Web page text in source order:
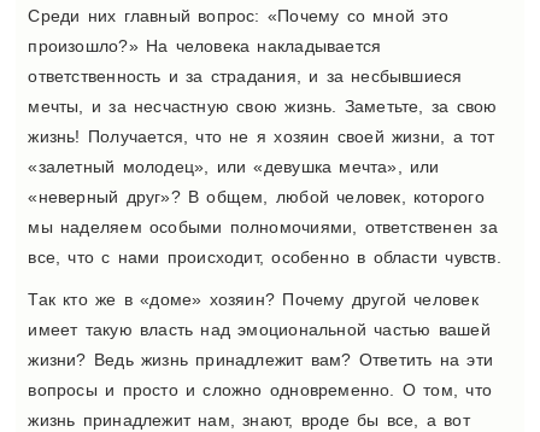
Среди них главный вопрос: «Почему со мной это
произошло?» На человека накладывается
ответственность и за страдания, и за несбывшиеся
мечты, и за несчастную свою жизнь. Заметьте, за свою
жизнь! Получается, что не я хозяин своей жизни, а тот
«залетный молодец», или «девушка мечта», или
«неверный друг»? В общем, любой человек, которого
мы наделяем особыми полномочиями, ответственен за
все, что с нами происходит, особенно в области чувств.
Так кто же в «доме» хозяин? Почему другой человек
имеет такую власть над эмоциональной частью вашей
жизни? Ведь жизнь принадлежит вам? Ответить на эти
вопросы и просто и сложно одновременно. О том, что
жизнь принадлежит нам, знают, вроде бы все, а вот